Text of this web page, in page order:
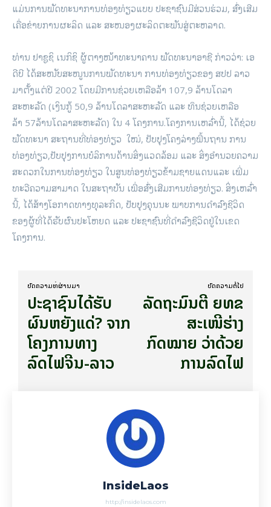
ແມ່ນການພັດທະນາການທ່ອງທ່ຽວແບບ ປະຊາຊົນມີສ່ວນຮ່ວມ, ສົ່ງເສີມ
ເຄື່ອຂ່າຍການຜະລິດ ແລະ ສະໜອງຜະລິດຕະພັນສູ່ຕະຫລາດ.
ທ່ານ ຢາຊູຊິ ເນກິຊິ ຜູ້ຕາງໜ້າທະນາຄານ ພັດທະນາອາຊີ ກ່າວວ່າ: ເອ
ດີບີ ໄດ້ສະໜັບສະໜູນການພັດທະນາ ການທ່ອງທ່ຽວຂອງ ສປປ ລາວ
ມາຕັ້ງແຕ່ປີ 2002 ໂດຍມີການຊ່ວຍເຫລືອລ້າ 107,9 ລ້ານໂດລາ
ສະຫະລັດ (ເງິນກູ້ 50,9 ລ້ານໂດລາສະຫະລັດ ແລະ ທຶນຊ່ວຍເຫລືອ
ລ້າ 57ລ້ານໂດລາສະຫະລັດ) ໃນ 4 ໂຄງການ.ໂຄງການເຫລົ່ານີ້, ໄດ້ຊ່ວຍ
ພັດທະນາ ສະຖານທີ່ທ່ອງທ່ຽວ ໃໝ່, ປັບປຸງໂຄງລ່າງພື້ນຖານ ການ
ທ່ອງທ່ຽວ,ປັບປຸງການບໍລິການດ້ານສິ່ງແວດລ້ອມ ແລະ ສິ່ງອໍານວຍຄວາມ
ສະດວກໃນການທ່ອງທ່ຽວ ໃນສູນທ່ອງທ່ຽວຂ້າມຊາຍແດນແລະ ເພີ່ມ
ທະວີຄວາມສາມາດ ໃນສະຖາບັນ ເພື່ອສົ່ງເສີມການທ່ອງທ່ຽວ. ສິ່ງເຫລົ່າ
ນີ້, ໄດ້ສ້າງໂອກາດທາງທຸລະກິດ, ປັບປຸງຄຸນນະ ພາບການດໍາລົງຊີວິດ
ຂອງຜູ້ທີ່ໄດ້ຮັບຜົນປະໂຫຍດ ແລະ ປະຊາຊົນທີ່ດໍາລົງຊີວິດຢູ່ໃນເຂດ
ໂຄງການ.
ບົດ​ຄວາມ​ທີ່​ຜ່ານ​ມາ
ປະ​ຊາ​ຊົນ​ໄດ້​​ຮັບ​
ຜົນຫຍັງ​ແດ່? ຈາກ
ໂຄງການທາງ
ລົດໄຟຈີນ-ລາວ
ບົດ​ຄວາມ​ຕໍ່​ໄປ
ລັດຖະມົນຕີ ຍທຂ
ສະເໜີຮ່າງ
ກົດໝາຍ ວ່າດ້ວຍ
ການລົດໄຟ
InsideLaos
http://insidelaos.com